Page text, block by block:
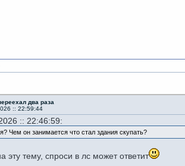
два раза
:: 22:59:44
:: 22:46:59:
Чем он занимается что стал здания скупать?
эту тему, спроси в лс может ответит